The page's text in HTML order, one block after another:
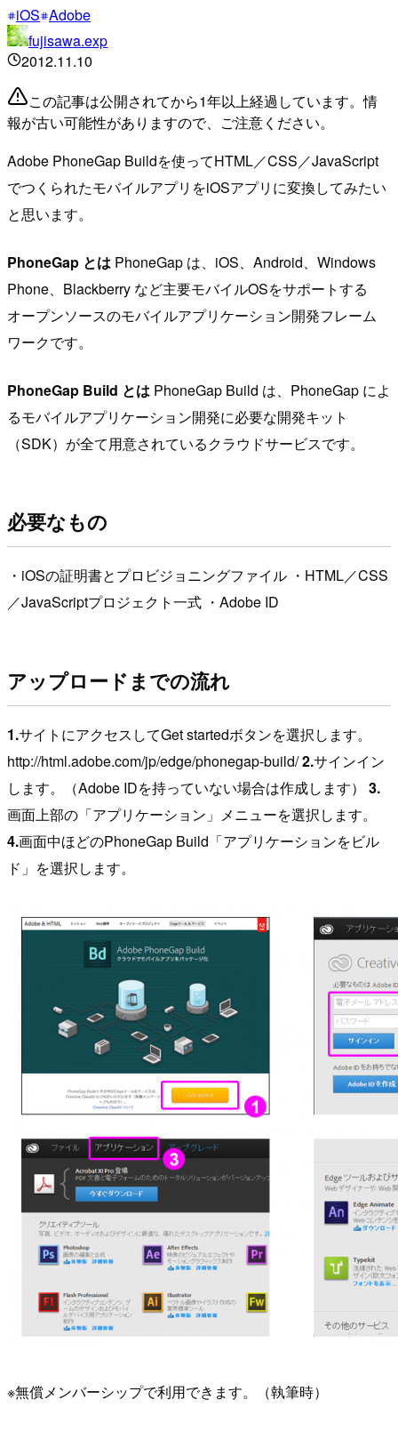
iOS Adobe
fujisawa.exp
2012.11.10
この記事は公開されてから1年以上経過しています。情
報が古い可能性がありますので、ご注意ください。
Adobe PhoneGap Buildを使ってHTML／CSS／JavaScript
でつくられたモバイルアプリをiOSアプリに変換してみたい
と思います。
PhoneGap とは PhoneGap は、iOS、Android、Windows
Phone、Blackberry など主要モバイルOSをサポートする
オープンソースのモバイルアプリケーション開発フレーム
ワークです。
PhoneGap Build とは PhoneGap Build は、PhoneGap によ
るモバイルアプリケーション開発に必要な開発キット
（SDK）が全て用意されているクラウドサービスです。
必要なもの
・iOSの証明書とプロビジョニングファイル ・HTML／CSS
／JavaScriptプロジェクト一式 ・Adobe ID
アップロードまでの流れ
1.サイトにアクセスしてGet startedボタンを選択します。
http://html.adobe.com/jp/edge/phonegap-build/2.サインイン
します。（Adobe IDを持っていない場合は作成します） 3.
画面上部の「アプリケーション」メニューを選択します。
4.画面中ほどのPhoneGap Build「アプリケーションをビル
ド」を選択します。
※無償メンバーシップで利用できます。（執筆時）